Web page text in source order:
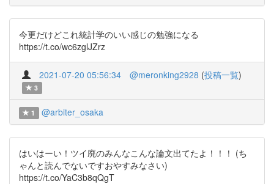
今更だけどこれ統計学のいい感じの勉強になる
https://t.co/wc6zglJZrz
2021-07-20 05:56:34 @meronking2928 (投稿一覧)
3
1 @arbiter_osaka
はいはーい！ツイ廃のみんなこんな論文出てたよ！！！ (ち
ゃんと読んでないですおやすみなさい)
https://t.co/YaC3b8qQgT